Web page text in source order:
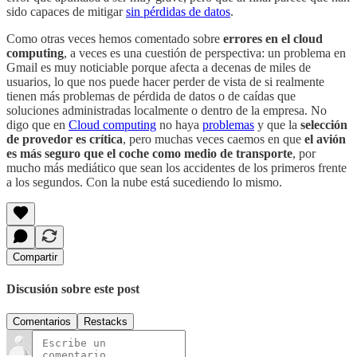
sido capaces de mitigarsin pérdidas de datos.
Como otras veces hemos comentado sobre errores en el cloud
computing, a veces es una cuestión de perspectiva: un problema en
Gmail es muy noticiable porque afecta a decenas de miles de
usuarios, lo que nos puede hacer perder de vista de si realmente
tienen más problemas de pérdida de datos o de caídas que
soluciones administradas localmente o dentro de la empresa. No
digo que en Cloud computing no haya problemas y que la selección
de provedor es crítica, pero muchas veces caemos en que el avión
es más seguro que el coche como medio de transporte, por
mucho más mediático que sean los accidentes de los primeros frente
a los segundos. Con la nube está sucediendo lo mismo.
Compartir
Discusión sobre este post
Comentarios Restacks